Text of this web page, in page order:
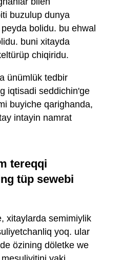
buzulup dunya
bolidu. bu ehwal
buni xitayda
chiqiridu.
ünümlük tedbir
iqtisadi seddichin'ge
buyiche qarighanda,
tereqqi
tüp sewebi
xitaylarda semimiylik
yoq. ular
özining döletke we